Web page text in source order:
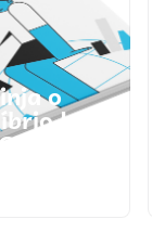
o
|